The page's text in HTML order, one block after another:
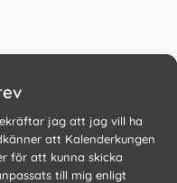
jag att jag vill ha
att Kalenderkungen
för att kunna skicka
till mig enligt